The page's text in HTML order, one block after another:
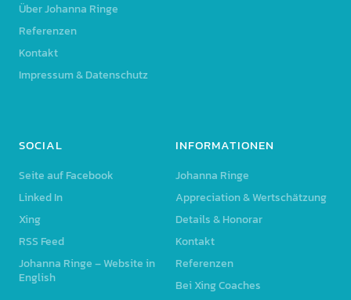
Über Johanna Ringe
Referenzen
Kontakt
Impressum & Datenschutz
SOCIAL
Seite auf Facebook
Linked In
Xing
RSS Feed
Johanna Ringe – Website in
English
INFORMATIONEN
Johanna Ringe
Appreciation & Wertschätzung
Details & Honorar
Kontakt
Referenzen
Bei Xing Coaches